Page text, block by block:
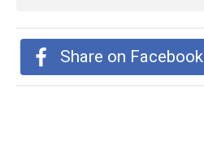
Share on Facebook